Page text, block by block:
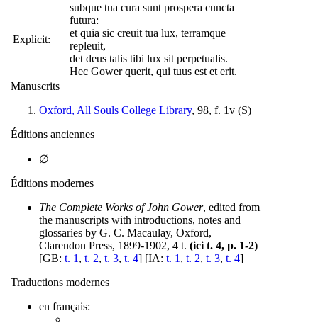
Explicit:
subque tua cura sunt prospera cuncta
futura:
et quia sic creuit tua lux, terramque
repleuit,
det deus talis tibi lux sit perpetualis.
Hec Gower querit, qui tuus est et erit.
Manuscrits
Oxford, All Souls College Library, 98, f. 1v (S)
Éditions anciennes
∅
Éditions modernes
The Complete Works of John Gower, edited from
the manuscripts with introductions, notes and
glossaries by G. C. Macaulay, Oxford,
Clarendon Press, 1899-1902, 4 t. (ici t. 4, p. 1-2)
[GB: t. 1 , t. 2, t. 3, t. 4] [IA: t. 1 , t. 2, t. 3, t. 4]
Traductions modernes
en français: